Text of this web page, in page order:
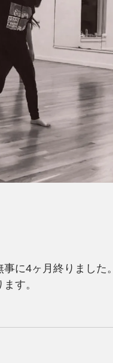
に4ヶ月終りました
す。